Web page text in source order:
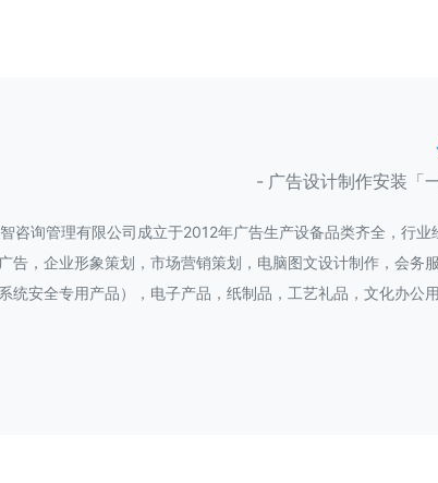
- 广告设计制作安装「
智咨询管理有限公司成立于2012年广告生产设备品类齐全，行
告，企业形象策划，市场营销策划，电脑图文设计制作，会
统安全专用产品），电子产品，纸制品，工艺礼品，文化办公